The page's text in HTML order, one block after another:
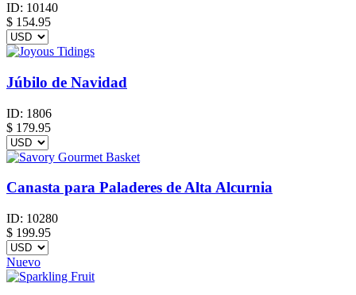
ID: 10140
$ 154.95
Júbilo de Navidad
ID: 1806
$ 179.95
Canasta para Paladeres de Alta Alcurnia
ID: 10280
$ 199.95
Nuevo